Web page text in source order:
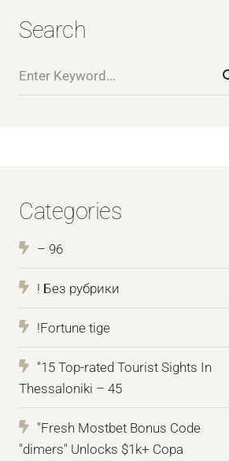
Search
Categories
– 96
! Без рубрики
!Fortune tige
"15 Top-rated Tourist Sights In
Thessaloniki – 45
"Fresh Mostbet Bonus Code
"dimers" Unlocks $1k+ Copa